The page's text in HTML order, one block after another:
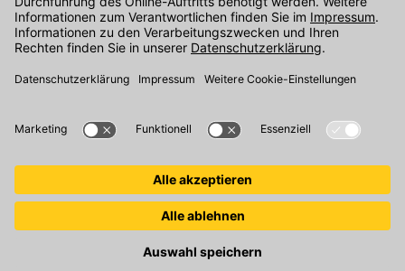
Den Kontakt direkt in unsere Niederlassungen finden Sie hier.
Oder über unseren Chat .